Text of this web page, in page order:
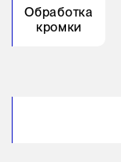
Обработка
кромки